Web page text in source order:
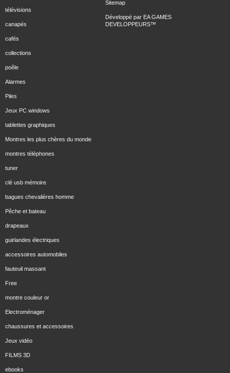
télévisions
canapés
cafés
collections
poêle
Alarmes
Piles
Jeux PC windows
tablettes graphiques
Montres les plus chères du monde
montres téléphones
tuner
clé usb mémoire
bagues chevalières homme
Pêche et bateau
drapeaux
guirlandes électriques
accessoires automobiles
fauteuil massant
Free
montre couleur or
Electroménager
chaussures et accessoires
Jeux vidéo
FILMS 3D
ebooks
Sitemap
Développé par EA GAMES
DEVELOPPEURS™